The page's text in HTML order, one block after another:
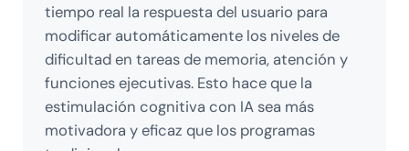
tiempo real la respuesta del usuario para
modificar automáticamente los niveles de
dificultad en tareas de memoria, atención y
funciones ejecutivas. Esto hace que la
estimulación cognitiva con IA sea más
motivadora y eficaz que los programas